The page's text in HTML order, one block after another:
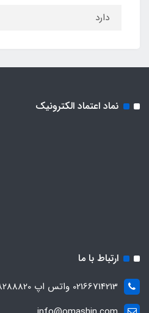
دارد
نماد اعتماد الکترونیک
ارتباط با ما
02166714213 واتس اپ 09028288820